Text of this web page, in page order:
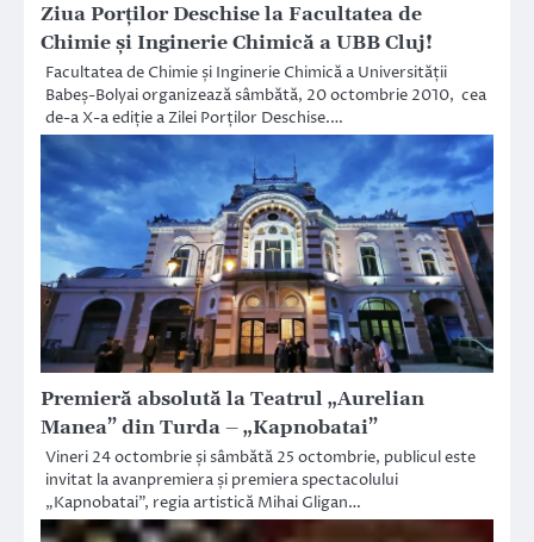
Ziua Porţilor Deschise la Facultatea de
Chimie şi Inginerie Chimică a UBB Cluj!
Facultatea de Chimie și Inginerie Chimică a Universității
Babeș-Bolyai organizează sâmbătă, 20 octombrie 2010, cea
de-a X-a ediție a Zilei Porților Deschise.…
Premieră absolută la Teatrul „Aurelian
Manea” din Turda – „Kapnobatai”
Vineri 24 octombrie și sâmbătă 25 octombrie, publicul este
invitat la avanpremiera și premiera spectacolului
„Kapnobatai”, regia artistică Mihai Gligan…